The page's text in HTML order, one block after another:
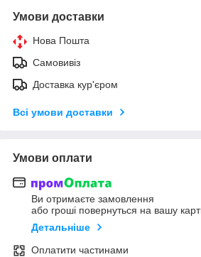
Умови доставки
Нова Пошта
Самовивіз
Доставка кур'єром
Всі умови доставки
Умови оплати
Ви отримаєте замовлення
або гроші повернуться на вашу
Детальніше
Оплатити частинами